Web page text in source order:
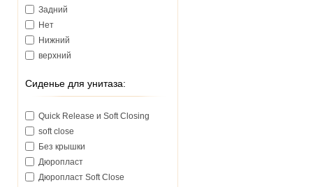
Задний
Нет
Нижний
верхний
Сиденье для унитаза:
Quick Release и Soft Closing
soft close
Без крышки
Дюропласт
Дюропласт Soft Close